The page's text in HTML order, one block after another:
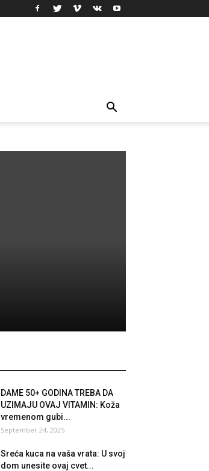
DAME 50+ GODINA TREBA DA
UZIMAJU OVAJ VITAMIN: Koža
vremenom gubi...
September 24, 2025
Sreća kuca na vaša vrata: U svoj
dom unesite ovaj cvet...